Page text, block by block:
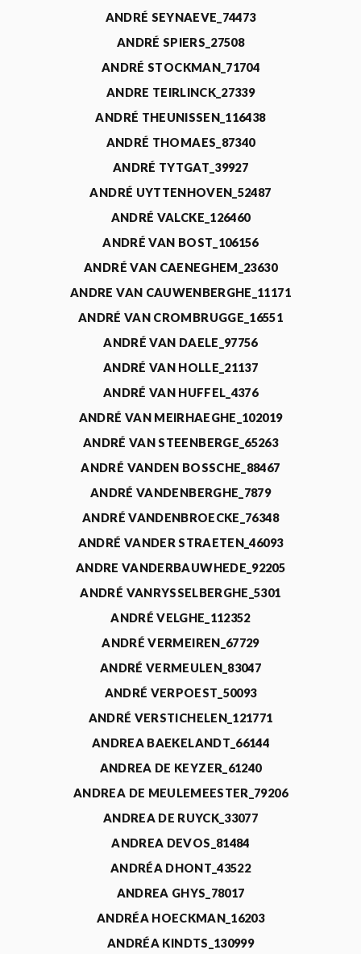
ANDRÉ SEYNAEVE_74473
ANDRÉ SPIERS_27508
ANDRÉ STOCKMAN_71704
ANDRE TEIRLINCK_27339
ANDRÉ THEUNISSEN_116438
ANDRÉ THOMAES_87340
ANDRÉ TYTGAT_39927
ANDRÉ UYTTENHOVEN_52487
ANDRÉ VALCKE_126460
ANDRÉ VAN BOST_106156
ANDRÉ VAN CAENEGHEM_23630
ANDRE VAN CAUWENBERGHE_11171
ANDRÉ VAN CROMBRUGGE_16551
ANDRÉ VAN DAELE_97756
ANDRÉ VAN HOLLE_21137
ANDRÉ VAN HUFFEL_4376
ANDRÉ VAN MEIRHAEGHE_102019
ANDRÉ VAN STEENBERGE_65263
ANDRÉ VANDEN BOSSCHE_88467
ANDRÉ VANDENBERGHE_7879
ANDRÉ VANDENBROECKE_76348
ANDRÉ VANDER STRAETEN_46093
ANDRE VANDERBAUWHEDE_92205
ANDRÉ VANRYSSELBERGHE_5301
ANDRÉ VELGHE_112352
ANDRÉ VERMEIREN_67729
ANDRÉ VERMEULEN_83047
ANDRÉ VERPOEST_50093
ANDRÉ VERSTICHELEN_121771
ANDREA BAEKELANDT_66144
ANDREA DE KEYZER_61240
ANDREA DE MEULEMEESTER_79206
ANDREA DE RUYCK_33077
ANDREA DEVOS_81484
ANDRÉA DHONT_43522
ANDREA GHYS_78017
ANDRÉA HOECKMAN_16203
ANDRÉA KINDTS_130999